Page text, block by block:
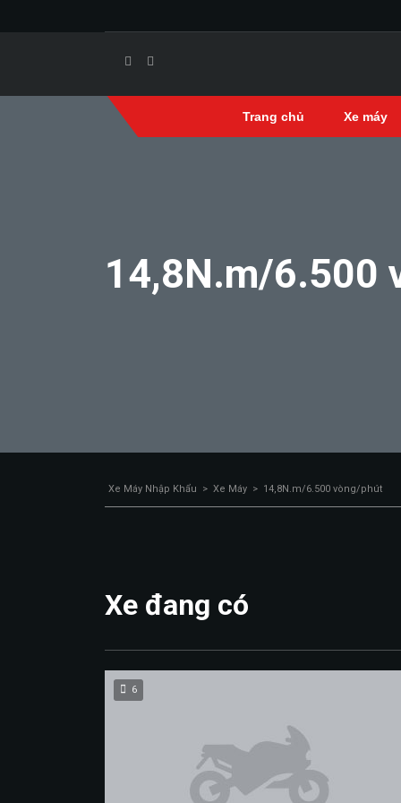
Trang chủ Xe máy
14,8N.m/6.500
Xe Máy Nhập Khẩu > Xe Máy > 14,8N.m/6.500 vòng/phút
Xe đang có
6